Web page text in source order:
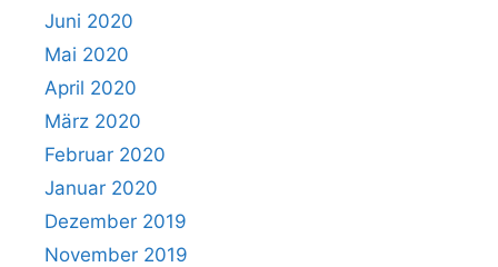
Juni 2020
Mai 2020
April 2020
März 2020
Februar 2020
Januar 2020
Dezember 2019
November 2019